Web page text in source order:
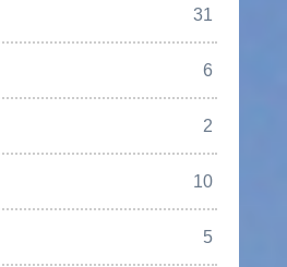
31
6
2
10
5